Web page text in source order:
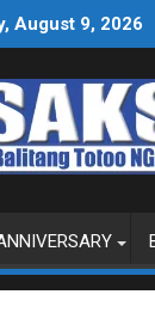
August 9, 2026